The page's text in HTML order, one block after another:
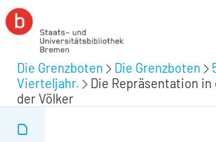
Die Grenzboten Die Grenzboten
Vierteljahr.
Die Repräsentation
der Völker